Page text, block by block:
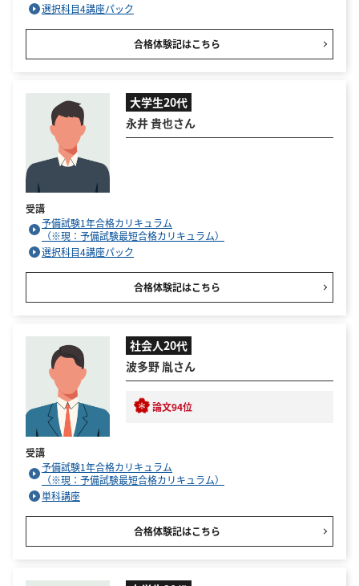
選択科目4講座パック
合格体験記はこちら
大学生20代
永井 貴也さん
受講
予備試験1年合格カリキュラム
（※現：予備試験最短合格カリキュラム）
選択科目4講座パック
合格体験記はこちら
社会人20代
波多野 胤さん
論文94位
受講
予備試験1年合格カリキュラム
（※現：予備試験最短合格カリキュラム）
単科講座
合格体験記はこちら